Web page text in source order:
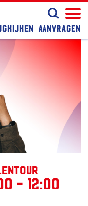
Aanvragen
- 12:00